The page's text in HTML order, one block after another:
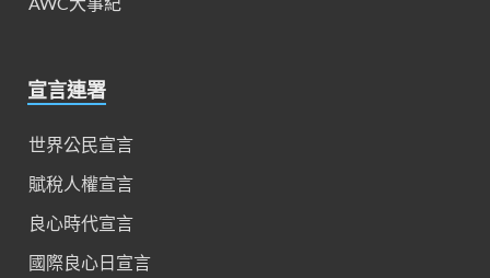
宣言連署
世界公民宣言
賦稅人權宣言
良心時代宣言
國際良心日宣言